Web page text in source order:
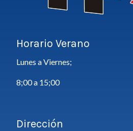
Horario Verano
Lunes a Viernes;
8;00 a 15;00
Dirección